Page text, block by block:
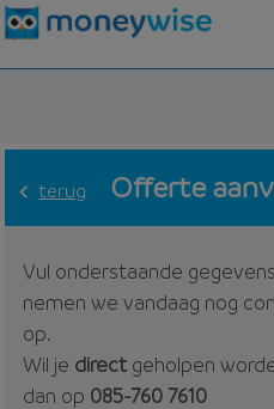
terug Offerte
Vul onderstaande
nemen we vandaag nog
op.
Wil je directgeholpen
dan op 085-760 7610